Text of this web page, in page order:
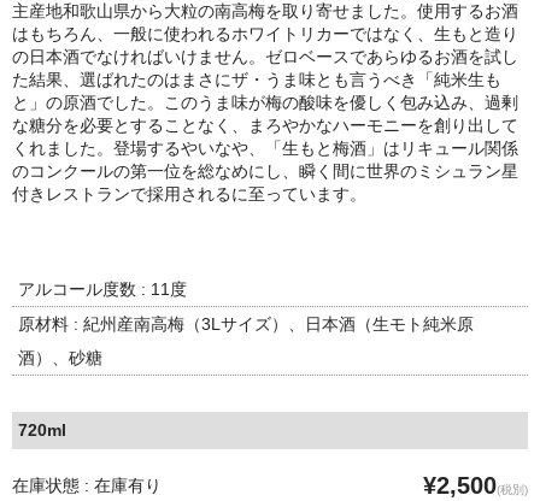
✚旭日 旭日酒造（島根県出雲市）
悦凱陣 丸尾本店（香川県琴平市）
旭菊・綾花 旭菊酒造（福岡県久留米市）
本 格 焼 酎
明るい農村 霧島町蒸留所（鹿児島県霧島市）
鶴見 大石酒造（鹿児島県阿久根市）
自 然 派 ワ イ ン
France/ﾌﾗﾝｽ
主産地和歌山県から大粒の南高梅を取り寄せました。使用するお酒
はもちろん、一般に使われるホワイトリカーではなく、生もと造り
の日本酒でなければいけません。ゼロベースであらゆるお酒を試し
た結果、選ばれたのはまさにザ・うま味とも言うべき「純米生も
と」の原酒でした。このうま味が梅の酸味を優しく包み込み、過剰
な糖分を必要とすることなく、まろやかなハーモニーを創り出して
くれました。登場するやいなや、「生もと梅酒」はリキュール関係
のコンクールの第一位を総なめにし、瞬く間に世界のミシュラン星
付きレストランで採用されるに至っています。
アルコール度数 : 11度
原材料 : 紀州産南高梅（3Lサイズ）、日本酒（生モト純米原
酒）、砂糖
720ml
在庫状態 : 在庫有り ¥2,500(税別)